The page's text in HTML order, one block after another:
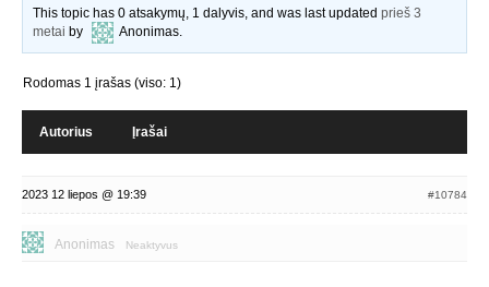
This topic has 0 atsakymų, 1 dalyvis, and was last updatedprieš 3
metai by Anonimas.
Rodomas 1 įrašas (viso: 1)
Autorius Įrašai
2023 12 liepos @ 19:39 #10784
Anonimas Neaktyvus